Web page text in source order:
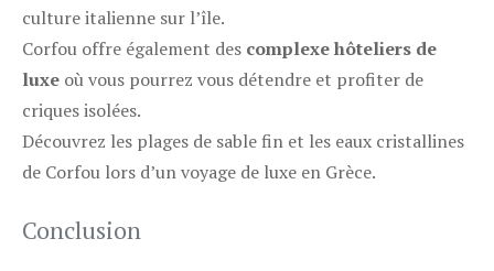
culture italienne sur l’île.
Corfou offre également des complexe hôteliers de
luxe où vous pourrez vous détendre et profiter de
criques isolées.
Découvrez les plages de sable fin et les eaux cristallines
de Corfou lors d’un voyage de luxe en Grèce.
Conclusion